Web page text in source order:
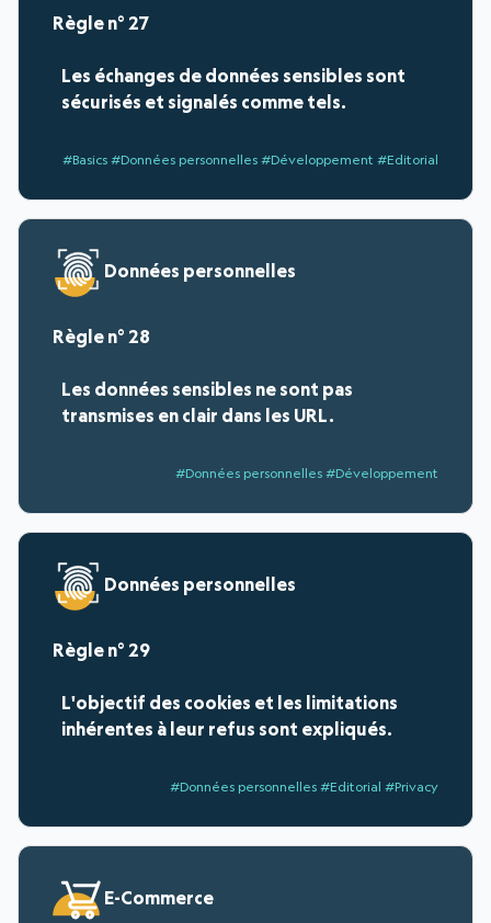
27
Les échanges de données sensibles sont
sécurisés et signalés comme tels.
#Basics #Données personnelles #Développement #Editorial
Données personnelles
28
Les données sensibles ne sont pas
transmises en clair dans les URL.
#Données personnelles #Développement
Données personnelles
29
L'objectif des cookies et les limitations
inhérentes à leur refus sont expliqués.
#Données personnelles #Editorial #Privacy
E-Commerce